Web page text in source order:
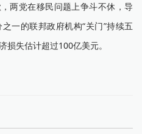
两党在移民问题上争斗不休，导
一的联邦政府机构“关门”持续五
损失估计超过100亿美元。